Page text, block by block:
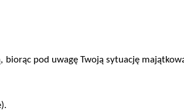
pod uwagę Twoją sytuację